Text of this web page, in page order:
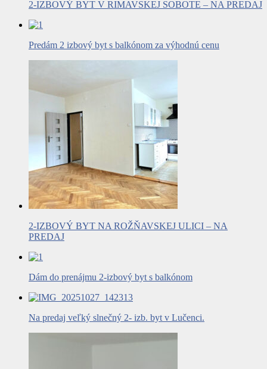
2-IZBOVÝ BYT V RIMAVSKEJ SOBOTE – NA PREDAJ
Predám 2 izbový byt s balkónom za výhodnú cenu
2-IZBOVÝ BYT NA ROŽŇAVSKEJ ULICI – NA
PREDAJ
Dám do prenájmu 2-izbový byt s balkónom
Na predaj veľký slnečný 2- izb. byt v Lučenci.